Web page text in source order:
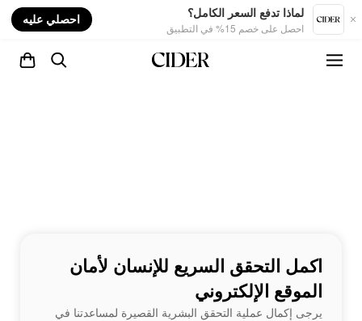
لماذا تدفع السعر الكامل؟
احصل على خصم 15% في التطبيق
احصلي عليه
اكمل التحقق السريع للإنسان لأمان
الموقع الإلكتروني
يرجى إكمال عملية التحقق البشرية القصيرة لمساعدتنا في